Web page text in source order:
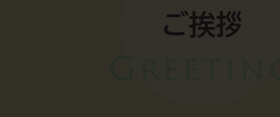
ご挨拶